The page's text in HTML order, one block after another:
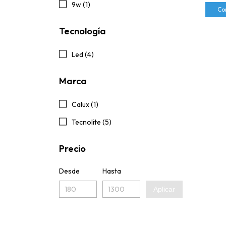
9w (1)
Tecnología
Led (4)
Marca
Calux (1)
Tecnolite (5)
Precio
Desde Hasta
Aplicar